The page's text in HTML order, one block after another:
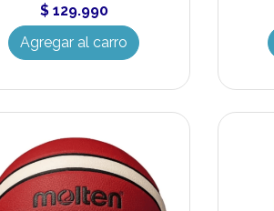
$ 129.990
Agregar al carro